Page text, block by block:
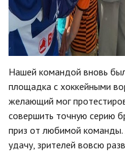
Нашей командой вновь
площадка с хоккейными
желающий мог
совершить точную серию
приз от любимой команды.
удачу, зрителей вовсю